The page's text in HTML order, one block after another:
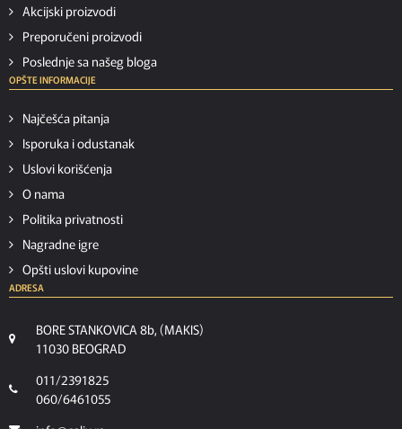
Akcijski proizvodi
Preporučeni proizvodi
Poslednje sa našeg bloga
OPŠTE INFORMACIJE
Najčešća pitanja
Isporuka i odustanak
Uslovi korišćenja
O nama
Politika privatnosti
Nagradne igre
Opšti uslovi kupovine
ADRESA
BORE STANKOVICA 8b, (MAKIS)
11030 BEOGRAD
011/2391825
060/6461055